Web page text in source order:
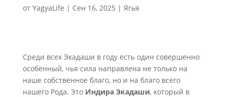
от YagyaLife | Сен 16, 2025 | Ягья
Среди всех Экадаши в году есть один совершенно
особенный, чья сила направлена не только на
наше собственное благо, но и на благо всего
нашего Рода. Это Индира Экадаши, который в